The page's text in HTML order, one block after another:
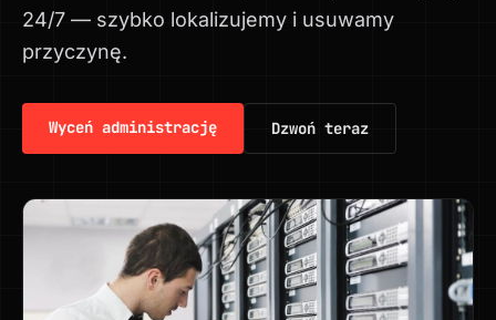
24/7 — szybko lokalizujemy i usuwamy
przyczynę.
Wyceń administrację Dzwoń teraz